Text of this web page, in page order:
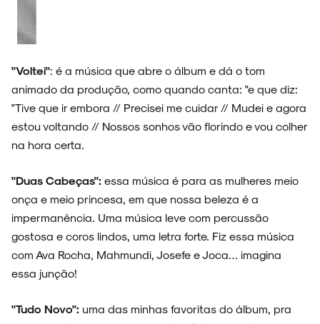
"Voltei": é a música que abre o álbum e dá o tom
animado da produção, como quando canta: "e que diz:
"Tive que ir embora // Precisei me cuidar // Mudei e agora
estou voltando // Nossos sonhos vão florindo e vou colher
na hora certa.
"Duas Cabeças": essa música é para as mulheres meio
onça e meio princesa, em que nossa beleza é a
impermanência. Uma música leve com percussão
gostosa e coros lindos, uma letra forte. Fiz essa música
com Ava Rocha, Mahmundi, Josefe e Joca… imagina
essa junção!
"Tudo Novo": uma das minhas favoritas do álbum, pra